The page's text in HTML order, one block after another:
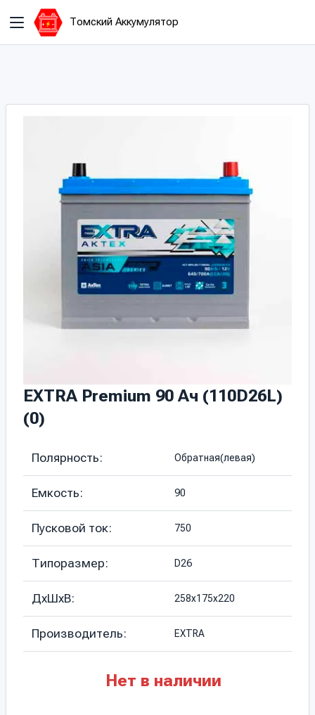
Томский Аккумулятор
EXTRA Premium 90 Ач (110D26L)
(0)
Полярность: Обратная(левая)
Емкость: 90
Пусковой ток: 750
Типоразмер: D26
ДхШхВ: 258х175х220
Производитель: EXTRA
Нет в наличии